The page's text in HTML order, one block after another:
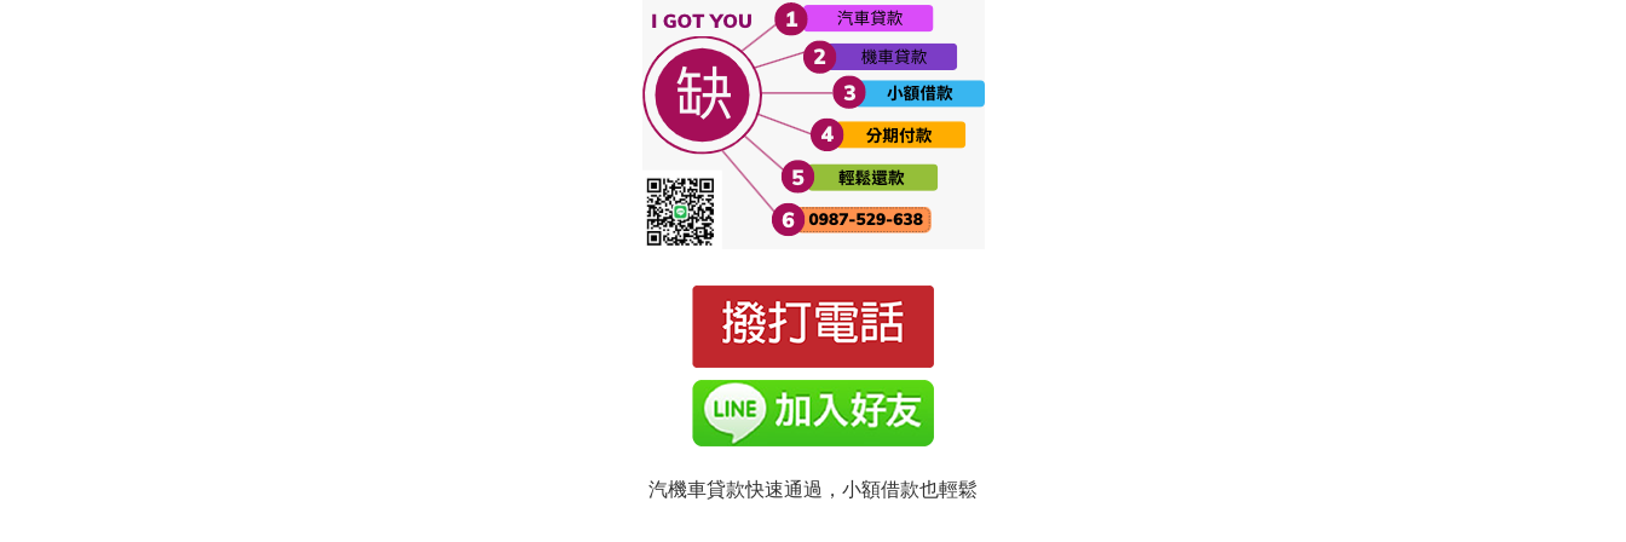
汽機車貸款快速通過，小額借款也輕鬆